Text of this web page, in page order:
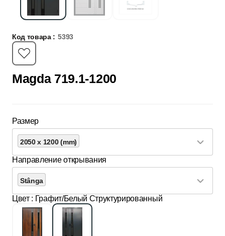
Код товара : 5393
Magda 719.1-1200
Размер
2050 x 1200 (mm)
Направление открывания
Stânga
Цвет : Графит/Белый Структурированный